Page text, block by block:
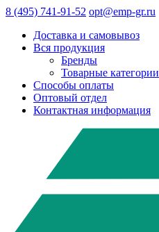
8 (495) 741-91-52 opt@emp-gr.ru
Доставка и самовывоз
Вся продукция
Бренды
Товарные категории
Способы оплаты
Оптовый отдел
Контактная информация